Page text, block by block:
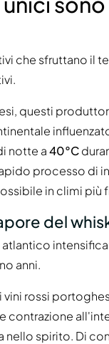
che sfruttano il
questi
notte a40°C
processo di
in climi più
del
anni.
rossi
contrazione
spirito. Di